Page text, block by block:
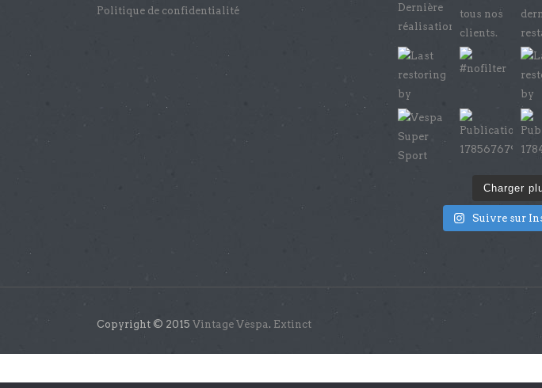
Politique de confidentialité
Charger
Suivre sur
Copyright © 2015 Vintage Vespa. Extinct